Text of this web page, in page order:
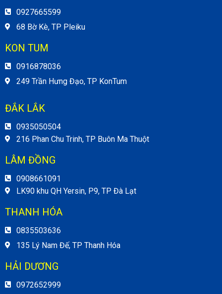
0927665599
68 Bờ Kè, TP Pleiku
KON TUM
0916878036
249 Trần Hưng Đạo, TP KonTum
ĐẮK LẮK
0935050504
216 Phan Chu Trinh, TP Buôn Ma Thuột
LÂM ĐỒNG
0908661091
LK90 khu QH Yersin, P9, TP Đà Lạt
THANH HÓA
0835503636
135 Lý Nam Đế, TP Thanh Hóa
HẢI DƯƠNG
0972652999